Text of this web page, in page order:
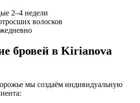
2–4 недели
волосков
бровей в Kirianova
мы создаём индивидуальную